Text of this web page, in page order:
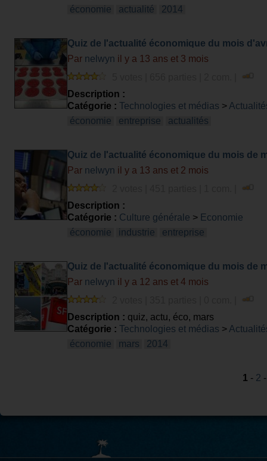
économie
actualité 2014
Quiz de l'actualité économique du mois
Par nelwyn il y a 13 ans et 3 mois
Description :
Catégorie : Technologies et médias >
économie
entreprise actualités
Quiz de l'actualité économique du mois de
Par nelwyn il y a 13 ans et 2 mois
Description :
Catégorie : Culture générale > Economie
économie
industrie entreprise
Quiz de l'actualité économique du mois de
Par nelwyn il y a 12 ans et 4 mois
Description : quiz, actu, éco, mars
Catégorie : Technologies et médias >
économie
mars 2014
1 - 2